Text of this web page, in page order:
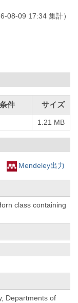
08-09 17:34 集計）
件 サイズ
1.21 MB
Mendeley出力
class containing
Departments of